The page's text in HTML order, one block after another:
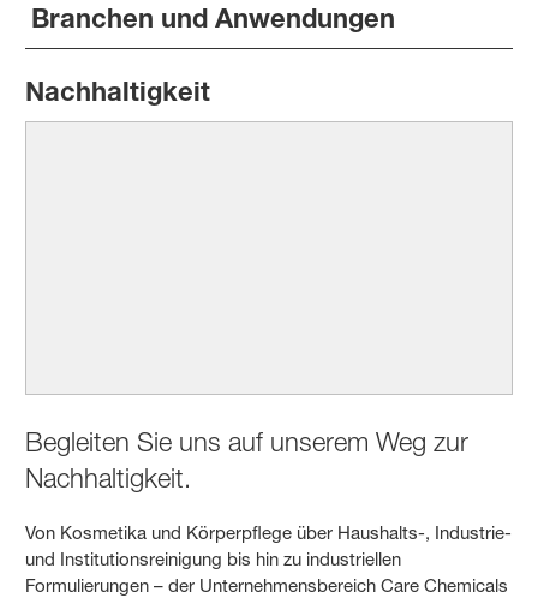
Branchen und Anwendungen
Nachhaltigkeit
Begleiten Sie uns auf unserem Weg zur
Nachhaltigkeit.
Von Kosmetika und Körperpflege über Haushalts-, Industrie-
und Institutionsreinigung bis hin zu industriellen
Formulierungen – der Unternehmensbereich Care Chemicals